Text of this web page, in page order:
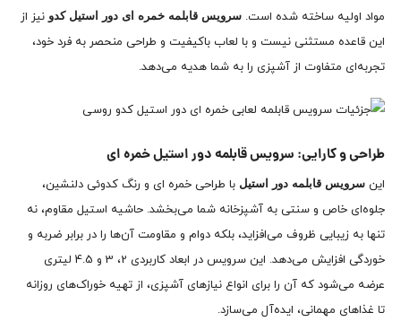
مواد اولیه ساخته شده است. سرویس قابلمه خمره ای دور استیل کدونیز از
این قاعده مستثنی نیست و با لعاب باکیفیت و طراحی منحصر به فرد خود،
تجربه‌ای متفاوت از آشپزی را به شما هدیه می‌دهد.
طراحی و کارایی: سرویس قابلمه دور استیل خمره ای
این سرویس قابلمه دور استیل با طراحی خمره ای و رنگ کدوئی دلنشین،
جلوه‌ای خاص و سنتی به آشپزخانه شما می‌بخشد. حاشیه استیل مقاوم، نه
تنها به زیبایی ظروف می‌افزاید، بلکه دوام و مقاومت آن‌ها را در برابر ضربه و
خوردگی افزایش می‌دهد. این سرویس در ابعاد کاربردی 2، 3 و 4.5 لیتری
عرضه می‌شود که آن را برای انواع نیازهای آشپزی، از تهیه خوراک‌های روزانه
تا غذاهای مهمانی، ایده‌آل می‌سازد.